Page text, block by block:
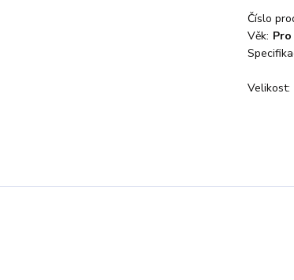
Číslo
Věk:
Velikost: